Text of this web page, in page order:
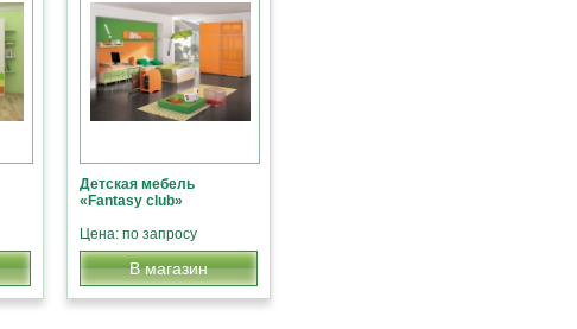
Детская мебель
«Fantasy club»
Цена: по запросу
В магазин